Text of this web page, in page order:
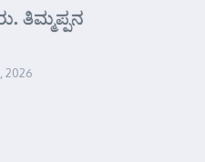
ತಿಮ್ಮಪ್ಪನ
2026